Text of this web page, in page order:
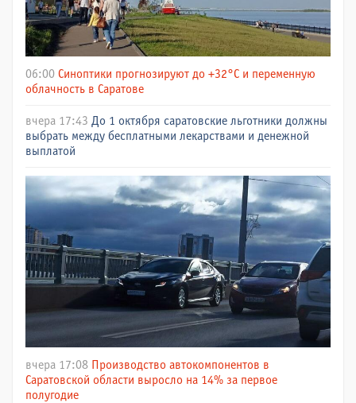
06:00 Синоптики прогнозируют до +32°C и переменную
облачность в Саратове
вчера 17:43 До 1 октября саратовские льготники должны
выбрать между бесплатными лекарствами и денежной
выплатой
вчера 17:08 Производство автокомпонентов в
Саратовской области выросло на 14% за первое
полугодие